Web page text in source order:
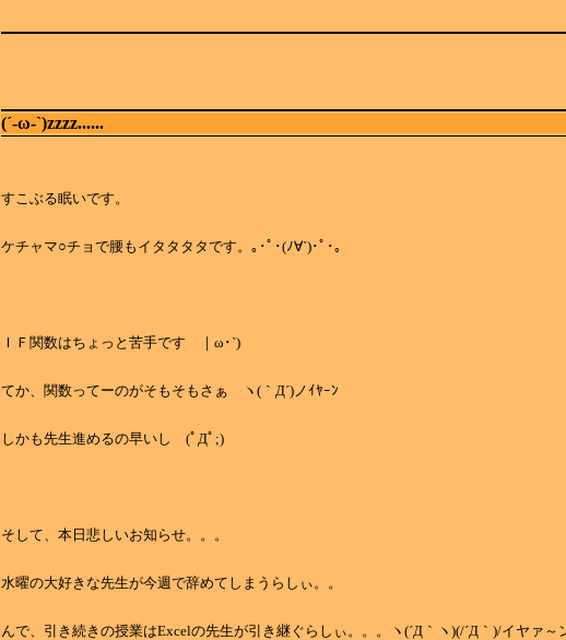
(´-ω-`)zzzz......
すこぶる眠いです。
ケチャマ○チョで腰もイタタタタです。｡･ﾟ･(ﾉ∀`)･ﾟ･｡
ＩＦ関数はちょっと苦手です ｜ω･`)
てか、関数ってーのがそもそもさぁ ヽ(｀Д´)ノｲﾔｰﾝ
しかも先生進めるの早いし (ﾟДﾟ;)
そして、本日悲しいお知らせ。。。
水曜の大好きな先生が今週で辞めてしまうらしぃ。。
んで、引き続きの授業はExcelの先生が引き継ぐらしぃ。。。ヽ(´Д｀ヽ)(/´Д｀)/イヤァ～